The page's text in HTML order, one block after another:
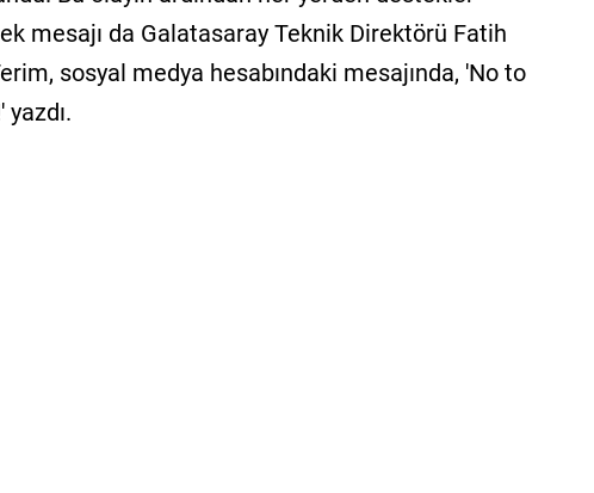
mesajı da Galatasaray Teknik Direktörü Fatih
sosyal medya hesabındaki mesajında, 'No to